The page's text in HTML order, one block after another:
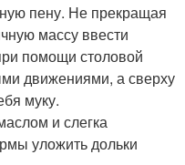
пену. Не прекращая
массу ввести
помощи столовой
движениями, а сверху
муку.
и слегка
уложить дольки